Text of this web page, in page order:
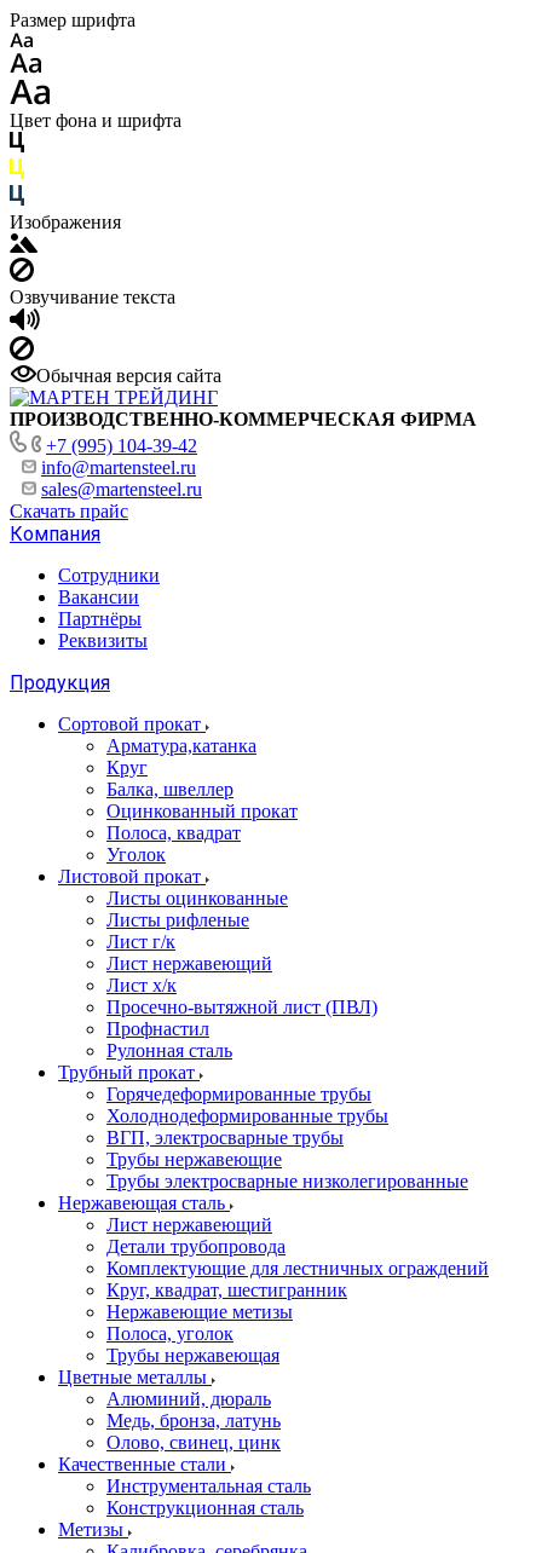
Размер шрифта
Цвет фона и шрифта
Изображения
Озвучивание текста
Обычная версия сайта
ПРОИЗВОДСТВЕННО-КОММЕРЧЕСКАЯ ФИРМА
+7 (995) 104-39-42
info@martensteel.ru
sales@martensteel.ru
Скачать прайс
Компания
Сотрудники
Вакансии
Партнёры
Реквизиты
Продукция
Сортовой прокат
Арматура,катанка
Круг
Балка, швеллер
Оцинкованный прокат
Полоса, квадрат
Уголок
Листовой прокат
Листы оцинкованные
Листы рифленые
Лист г/к
Лист нержавеющий
Лист х/к
Просечно-вытяжной лист (ПВЛ)
Профнастил
Рулонная сталь
Трубный прокат
Горячедеформированные трубы
Холоднодеформированные трубы
ВГП, электросварные трубы
Трубы нержавеющие
Трубы электросварные низколегированные
Нержавеющая сталь
Лист нержавеющий
Детали трубопровода
Комплектующие для лестничных ограждений
Круг, квадрат, шестигранник
Нержавеющие метизы
Полоса, уголок
Трубы нержавеющая
Цветные металлы
Алюминий, дюраль
Медь, бронза, латунь
Олово, cвинец, цинк
Качественные стали
Инструментальная сталь
Конструкционная сталь
Метизы